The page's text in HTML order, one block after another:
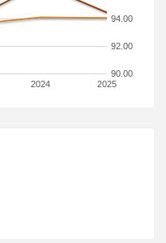
2024 2025
90.00
92.00
94.00